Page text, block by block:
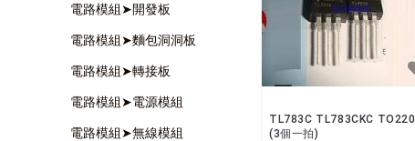
電路模組➤開發板
電路模組➤麵包洞洞板
電路模組➤轉接板
電路模組➤電源模組
電路模組➤無線模組
TL783C TL783CKC TO220
(3個一拍)